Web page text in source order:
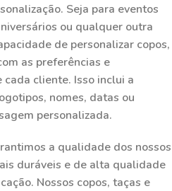
Seja para eventos
ou qualquer outra
de personalizar copos,
as preferências e
cliente. Isso inclui a
nomes, datas ou
personalizada.
a qualidade dos nossos
duráveis e de alta qualidade
Nossos copos, taças e